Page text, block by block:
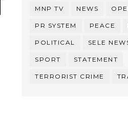
MNP TV NEWS
PR SYSTEM PEACE
POLITICAL SELE
SPORT STATEMENT
TERRORIST CRIME